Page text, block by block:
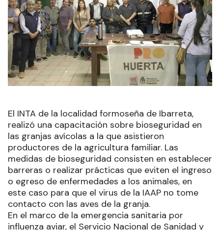
El INTA de la localidad formoseña de Ibarreta,
realizó una capacitación sobre bioseguridad en
las granjas avícolas a la que asistieron
productores de la agricultura familiar. Las
medidas de bioseguridad consisten en establecer
barreras o realizar prácticas que eviten el ingreso
o egreso de enfermedades a los animales, en
este caso para que el virus de la IAAP no tome
contacto con las aves de la granja.
En el marco de la emergencia sanitaria por
influenza aviar, el Servicio Nacional de Sanidad y